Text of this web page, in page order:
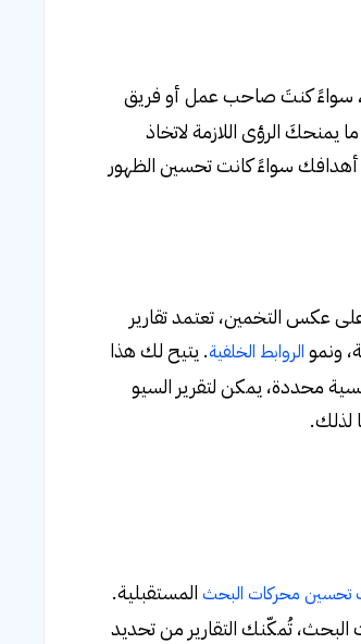
سواءً كنتَ صاحب عمل أو فريق
الرؤى اللازمة لاتخاذ
أهدافك سواءً كانت تحسين الظهور
عكس التخمين، تعتمد تقارير
ونمو الروابط الخلفية. يتيح لك هذا
محددة، يمكن لتقرير السيو
لذلك.
تحسين محركات البحث المستقبلية.
تُمكّنك التقارير من تحديد